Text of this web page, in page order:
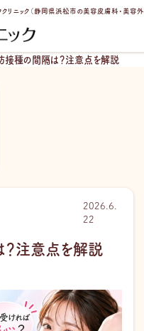
リニック（静岡県浜松市の美容皮膚科・美容外
接種の間隔は？注意点を解説
2026.6.
22
注意点を解説